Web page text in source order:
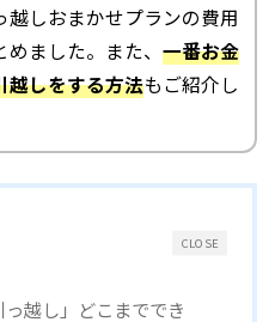
越しおまかせプランの費用
ました。また、 一番お金
越しをする方法もご紹介し
CLOSE
っ越し」どこまででき